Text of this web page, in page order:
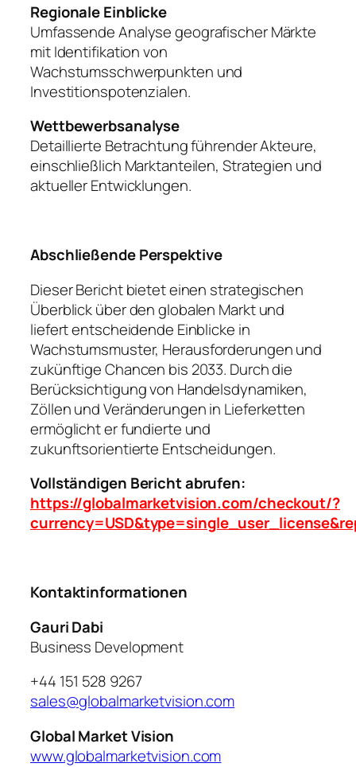
Regionale Einblicke
Umfassende Analyse geografischer Märkte
mit Identifikation von
Wachstumsschwerpunkten und
Investitionspotenzialen.
Wettbewerbsanalyse
Detaillierte Betrachtung führender Akteure,
einschließlich Marktanteilen, Strategien und
aktueller Entwicklungen.
Abschließende Perspektive
Dieser Bericht bietet einen strategischen
Überblick über den globalen Markt und
liefert entscheidende Einblicke in
Wachstumsmuster, Herausforderungen und
zukünftige Chancen bis 2033. Durch die
Berücksichtigung von Handelsdynamiken,
Zöllen und Veränderungen in Lieferketten
ermöglicht er fundierte und
zukunftsorientierte Entscheidungen.
Vollständigen Bericht abrufen:
https://globalmarketvision.com/checkout/?
Kontaktinformationen
Gauri Dabi
Business Development
+44 151 528 9267
sales@globalmarketvision.com
Global Market Vision
www.globalmarketvision.com